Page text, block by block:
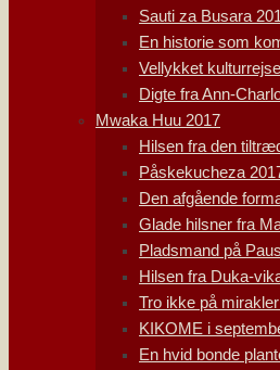
Sauti za Busara
En historie som
Vellykket
Digte fra Ann-
Mwaka Huu 2017
Hilsen fra den
Påskekucheza
Den afgående
Glade hilsner fra
Pladsmand på
Hilsen fra Duka-
Tro ikke på
KIKOME i
En hvid bonde